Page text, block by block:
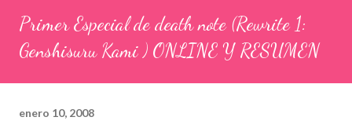
Primer Especial de death note (Rewrite 1:
Genshisuru Kami ) ONLINE Y RESUMEN
enero 10, 2008